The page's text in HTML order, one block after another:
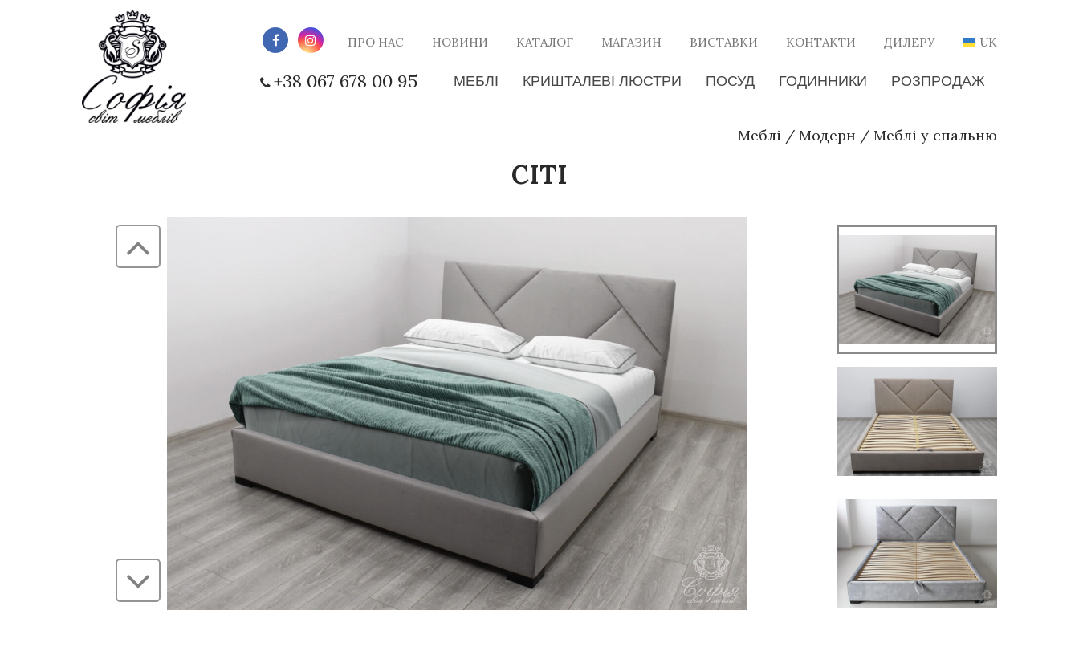
ПРО НАС НОВИНИ КАТАЛОГ МАГАЗИН ВИСТАВКИ КОНТАКТИ ДИЛЕРУ UK
+38 067 678 00 95 МЕБЛІ КРИШТАЛЕВІ ЛЮСТРИ ПОСУД ГОДИННИКИ РОЗПРОДАЖ
Меблі / Модерн / Меблі у спальню
СІТІ